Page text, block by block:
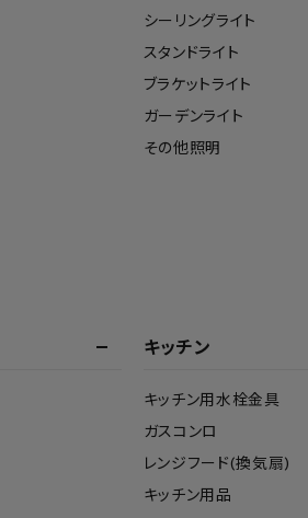
シーリングライト
スタンドライト
ブラケットライト
ガーデンライト
その他照明
キッチン
キッチン用水栓金具
ガスコンロ
レンジフード(換気扇)
キッチン用品